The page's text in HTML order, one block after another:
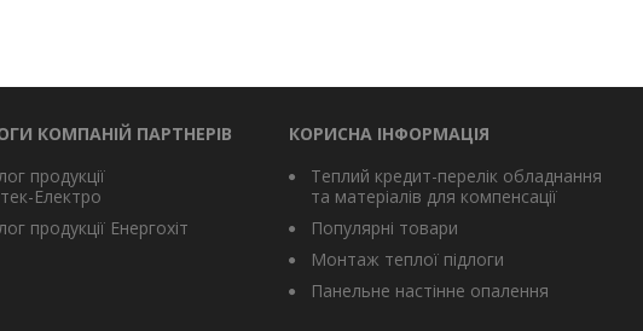
КОМПАНІЙ ПАРТНЕРІВ
продукції
Електро
продукції Енергохіт
КОРИСНА ІНФОРМАЦІЯ
Теплий кредит-перелік обладнання
та матеріалів для компенсації
Популярні товари
Монтаж теплої підлоги
Панельне настінне опалення